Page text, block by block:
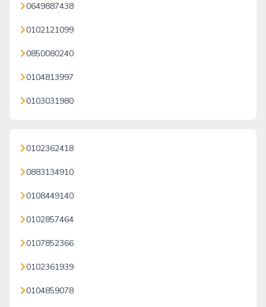
0649887438
0102121099
0850080240
0104813997
0103031980
0102362418
0883134910
0108449140
0102857464
0107852366
0102361939
0104859078